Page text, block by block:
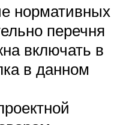
нормативных
перечня
включать в
в данном